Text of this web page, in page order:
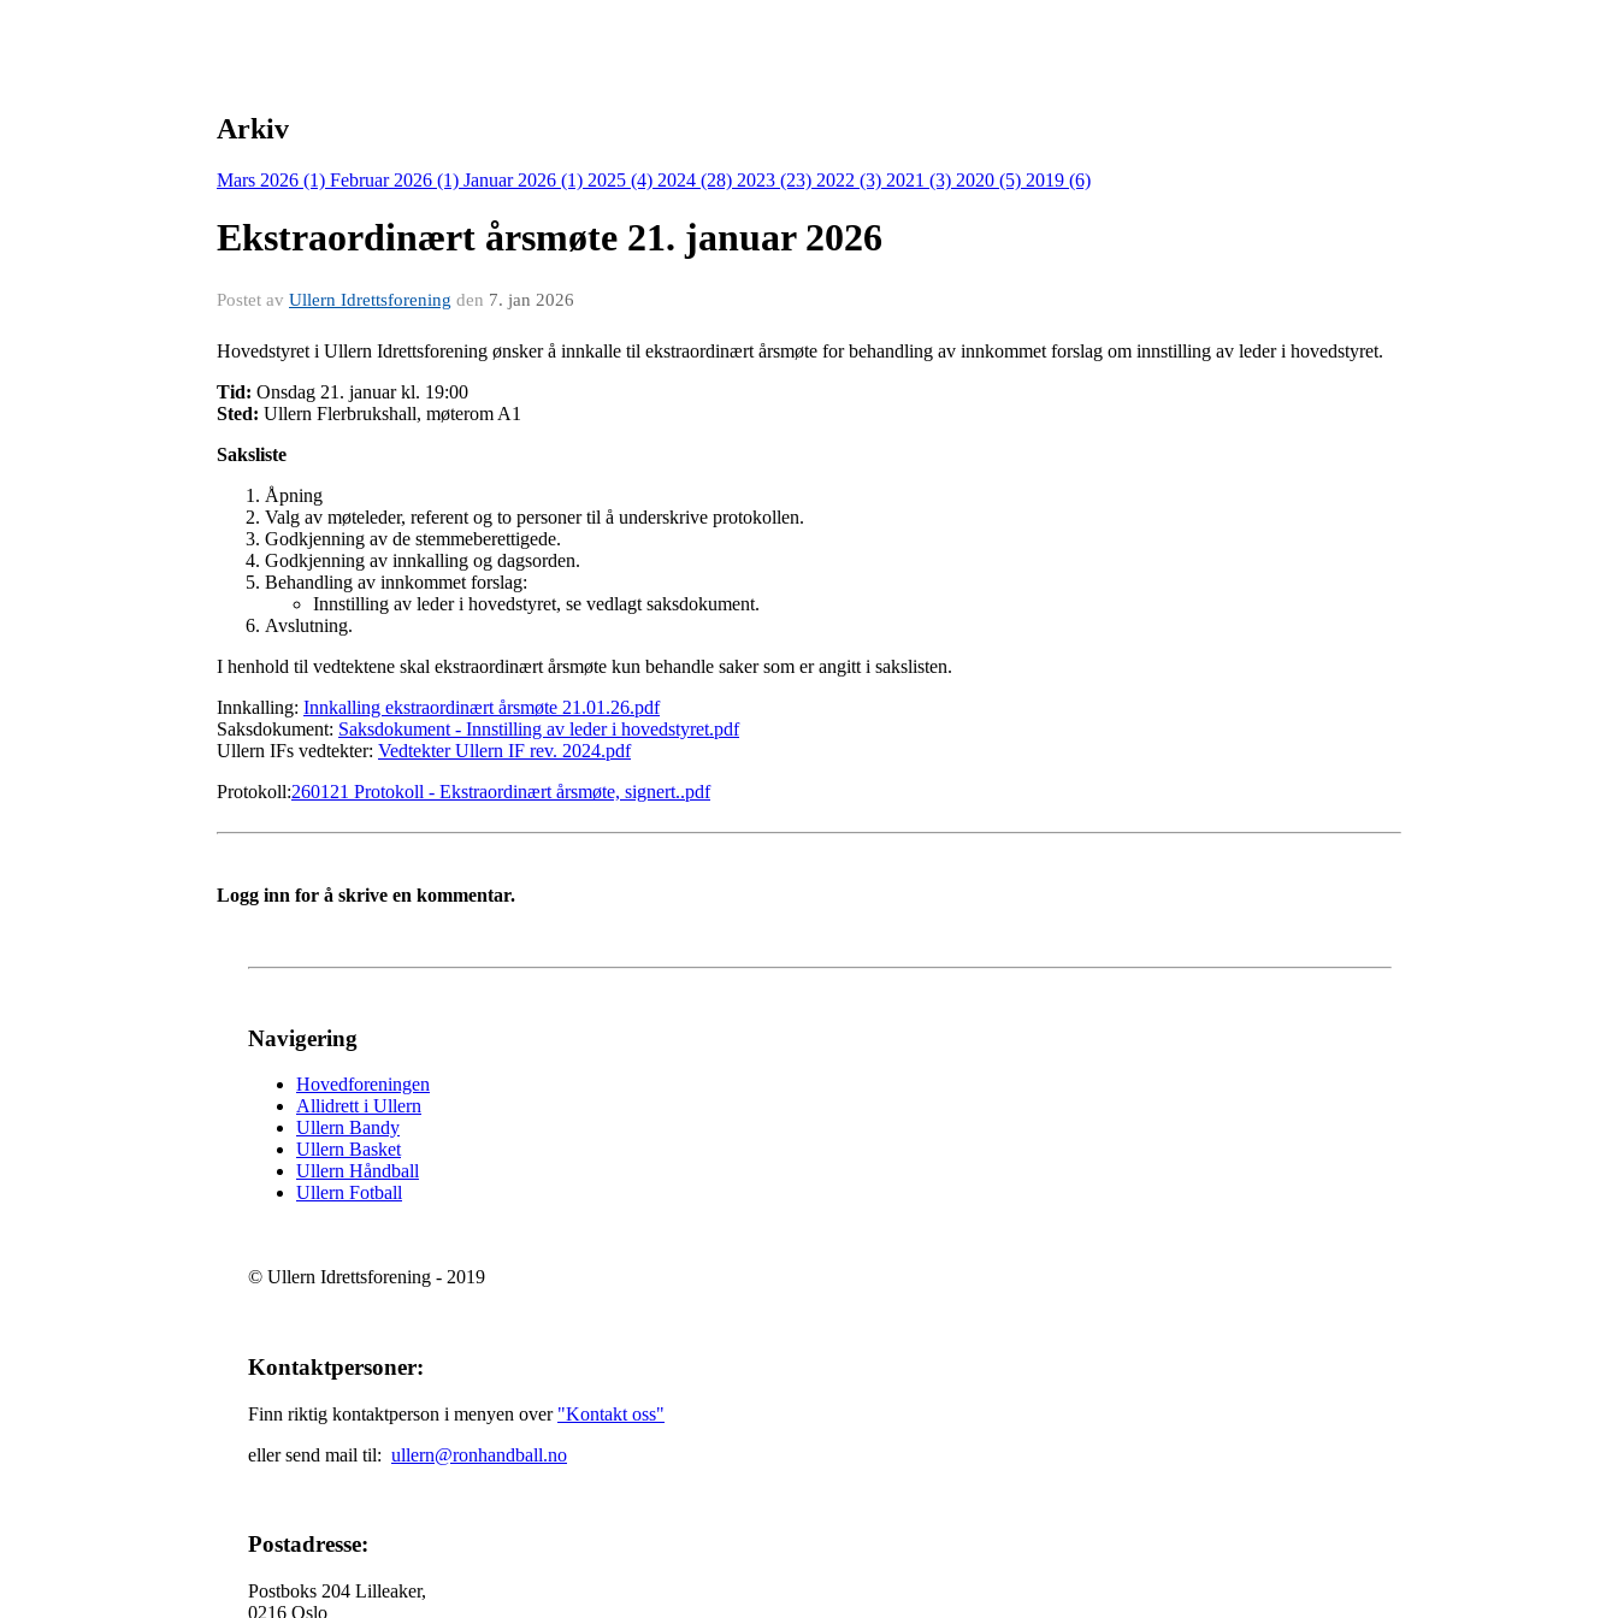
Arkiv
Mars 2026 (1) Februar 2026 (1) Januar 2026 (1) 2025 (4) 2024 (28) 2023 (23) 2022 (3) 2021 (3) 2020 (5) 2019 (6)
Ekstraordinært årsmøte 21. januar 2026
Postet av Ullern Idrettsforening den 7. jan 2026
Hovedstyret i Ullern Idrettsforening ønsker å innkalle til ekstraordinært årsmøte for behandling av innkommet forslag om innstilling av leder i hovedstyret.
Tid: Onsdag 21. januar kl. 19:00
Sted: Ullern Flerbrukshall, møterom A1
Saksliste
Åpning
Valg av møteleder, referent og to personer til å underskrive protokollen.
Godkjenning av de stemmeberettigede.
Godkjenning av innkalling og dagsorden.
Behandling av innkommet forslag:
Innstilling av leder i hovedstyret, se vedlagt saksdokument.
Avslutning.
I henhold til vedtektene skal ekstraordinært årsmøte kun behandle saker som er angitt i sakslisten.
Innkalling: Innkalling ekstraordinært årsmøte 21.01.26.pdf
Saksdokument: Saksdokument - Innstilling av leder i hovedstyret.pdf
Ullern IFs vedtekter: Vedtekter Ullern IF rev. 2024.pdf
Protokoll:260121 Protokoll - Ekstraordinært årsmøte, signert..pdf
Logg inn for å skrive en kommentar.
Navigering
Hovedforeningen
Allidrett i Ullern
Ullern Bandy
Ullern Basket
Ullern Håndball
Ullern Fotball
© Ullern Idrettsforening - 2019
Kontaktpersoner:
Finn riktig kontaktperson i menyen over "Kontakt oss"
eller send mail til: ullern@ronhandball.no
Postadresse:
Postboks 204 Lilleaker,
0216 Oslo